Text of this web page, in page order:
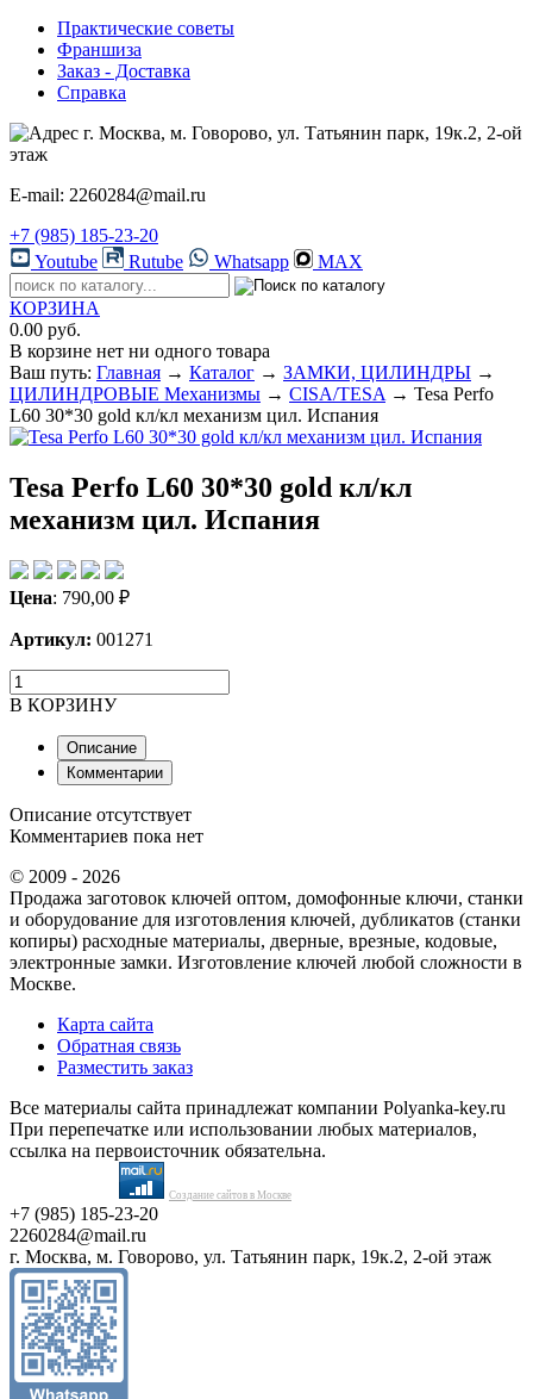
Практические советы
Франшиза
Заказ - Доставка
Справка
г. Москва, м. Говорово, ул. Татьянин парк, 19к.2, 2-ой
этаж
E-mail: 2260284@mail.ru
+7 (985) 185-23-20
Youtube
Rutube Whatsapp MAX
КОРЗИНА
0.00 руб.
В корзине нет ни одного товара
Ваш путь: Главная → Каталог → ЗАМКИ, ЦИЛИНДРЫ →
ЦИЛИНДРОВЫЕ Механизмы → CISA/TESA→ Tesa Perfo
L60 30*30 gold кл/кл механизм цил. Иcпания
Tesa Perfo L60 30*30 gold кл/кл
механизм цил. Иcпания
Цена: 790,00 ₽
Артикул: 001271
В КОРЗИНУ
Описание
Комментарии
Описание отсутствует
Комментариев пока нет
© 2009 - 2026
Продажа заготовок ключей оптом, домофонные ключи, станки
и оборудование для изготовления ключей, дубликатов (станки
копиры) расходные материалы, дверные, врезные, кодовые,
электронные замки. Изготовление ключей любой сложности в
Москве.
Карта сайта
Обратная связь
Разместить заказ
Все материалы сайта принадлежат компании Polyanka-key.ru
При перепечатке или использовании любых материалов,
ссылка на первоисточник обязательна.
Создание сайтов в Москве
+7 (985) 185-23-20
2260284@mail.ru
г. Москва, м. Говорово, ул. Татьянин парк, 19к.2, 2-ой этаж